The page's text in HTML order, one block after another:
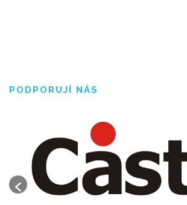
PODPORUJÍ NÁS